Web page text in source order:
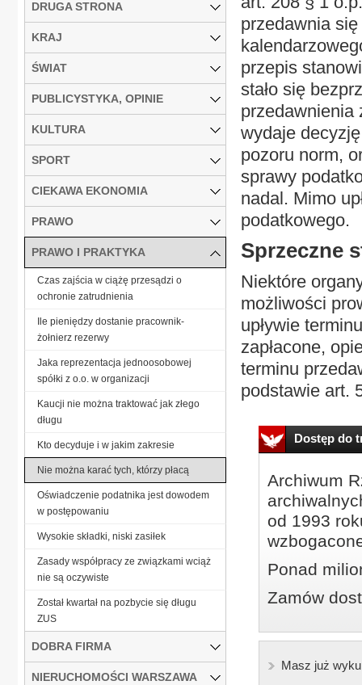
przedawnia
przepis
stało się
przedawnienia
wydaje
pozoru norm,
sprawy
nadal. Mimo
podatkowego.
Sprzeczne
Niektóre
możliwości
upływie
zapłacone,
terminu
podstawie art.
Dostęp do
Archiwum
od 1993
Ponad
Zamów
Masz już
DRUGA STRONA
KRAJ
ŚWIAT
PUBLICYSTYKA, OPINIE
KULTURA
SPORT
CIEKAWA EKONOMIA
PRAWO
PRAWO I PRAKTYKA
Czas zajścia w ciążę przesądzi o
ochronie zatrudnienia
Ile pieniędzy dostanie pracownik-
żołnierz rezerwy
Jaka reprezentacja jednoosobowej
spółki z o.o. w organizacji
Kaucji nie można traktować jak złego
długu
Kto decyduje i w jakim zakresie
Nie można karać tych, którzy płacą
Oświadczenie podatnika jest dowodem
w postępowaniu
Wysokie składki, niski zasiłek
Zasady współpracy ze związkami wciąż
nie są oczywiste
Został kwartał na pozbycie się długu
ZUS
DOBRA FIRMA
NIERUCHOMOŚCI WARSZAWA